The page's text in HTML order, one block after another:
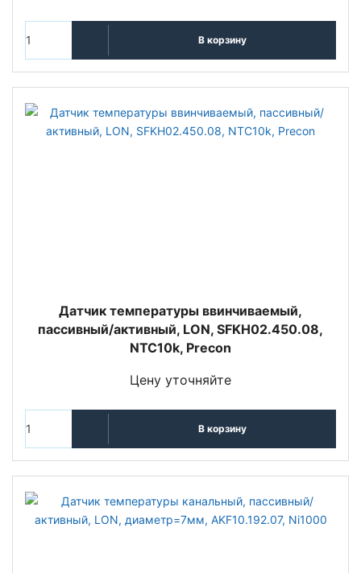
В корзину
Датчик температуры ввинчиваемый,
пассивный/активный, LON, SFKH02.450.08,
NTC10k, Precon
Цену уточняйте
В корзину